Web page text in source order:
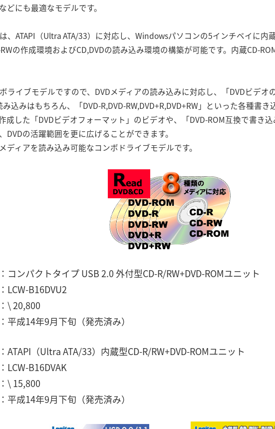
どにも最適なモデルです。
、ATAPI（Ultra ATA/33）に対応し、Windowsパソコンの5インチベイに
の作成環境およびCD,DVDの読み込み環境の構築が可能です。内蔵CD-
ライブモデルですので、DVDメディアの読み込みに対応し、「DVDビデオ
み込みはもちろん、「DVD-R,DVD-RW,DVD+R,DVD+RW」といった各種書
成した「DVDビデオフォーマット」のビデオや、「DVD-ROM互換で書き
DVDの活躍範囲を更に広げることができます。
ディアを読み込み可能なコンボドライブモデルです。
パクトタイプ USB 2.0 外付型CD-R/RW+DVD-ROMユニット
B16DVU2
20,800
14年9月下旬（発売済み）
（Ultra ATA/33）内蔵型CD-R/RW+DVD-ROMユニット
B16DVAK
15,800
14年9月下旬（発売済み）